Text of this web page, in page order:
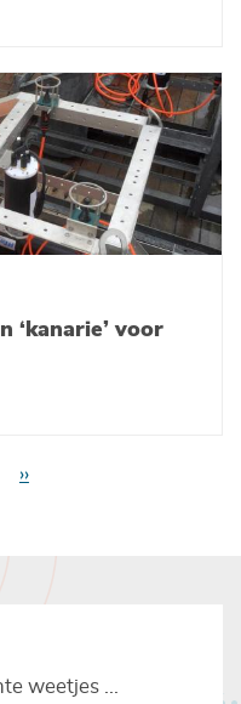
‘kanarie’ voor
Volgende
››
weetjes ...